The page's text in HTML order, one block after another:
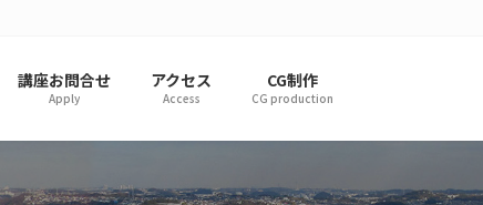
講座お問合せ
Apply
アクセス
Access
CG制作
CG production